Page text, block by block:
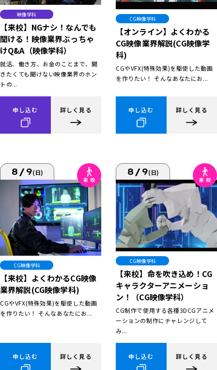
映像学科
【来校】NGナシ！なんでも
聞ける！映像業界ぶっちゃ
けQ&A（映像学科）
就活、働き方、お金のことまで、聞
きたくても聞けない映像業界のホン
トの...
申し込む 詳しく見る
CG映像学科
【オンライン】よくわかる
CG映像業界解説(CG映像学
科)
CGやVFX(特殊効果)を駆使した動画
を作りたい！ そんなあなたにお...
申し込む 詳しく見る
8/9(日)
CG映像学科
【来校】よくわかるCG映像
業界解説(CG映像学科)
CGやVFX(特殊効果)を駆使した動画
を作りたい！ そんなあなたにお...
申し込む 詳しく見る
8/9(日)
CG映像学科
【来校】命を吹き込め！CG
キャラクターアニメーショ
ン！（CG映像学科）
CG制作で使用する各種3DCGアニメ
ーションの制作にチャレンジして
み...
申し込む 詳しく見る